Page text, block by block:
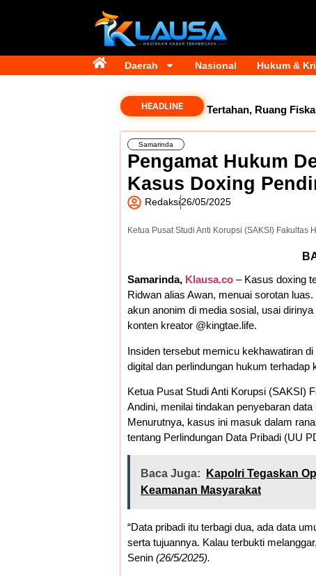
Daerah Nasional Hukum &
HEADLINE
Dana Transfer Rp2,5 Triliun Masih Tertahan, Ruang Fiskal
Samarinda
Pengamat Hukum
Kasus Doxing
Redaksi26/05/2025
Ketua Pusat Studi Anti Korupsi (SAKSI) Fakultas
Samarinda, Klausa.co – Kasus doxing
Ridwan alias Awan, menuai sorotan
akun anonim di media sosial, usai
konten kreator @kingtae.life.
Insiden tersebut memicu kekhawatiran
digital dan perlindungan hukum terhadap
Ketua Pusat Studi Anti Korupsi (SAKSI)
Andini, menilai tindakan penyebaran
Menurutnya, kasus ini masuk dalam
tentang Perlindungan Data Pribadi (UU
Baca Juga:
Kapolri Tegaskan
Keamanan Masyarakat
“Data pribadi itu terbagi dua, ada data
serta tujuannya. Kalau terbukti
Senin (26/5/2025).